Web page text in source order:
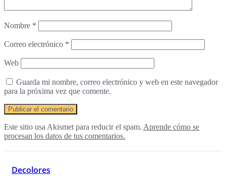
Nombre *
Correo electrónico *
Web
Guarda mi nombre, correo electrónico y web en este navegador
para la próxima vez que comente.
Este sitio usa Akismet para reducir el spam. Aprende cómo se
procesan los datos de tus comentarios.
Decolores